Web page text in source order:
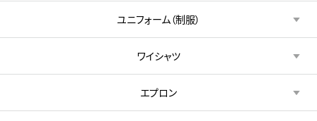
ユニフォーム（制服）
ワイシャツ
エプロン